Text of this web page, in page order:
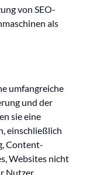
von SEO-
als
umfangreiche
und der
sie eine
einschließlich
Content-
Websites nicht
Nutzer